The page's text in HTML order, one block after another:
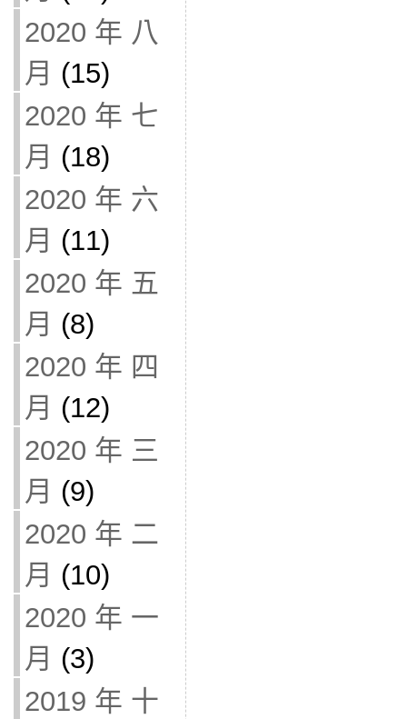
2020 年 八
月 (15)
2020 年 七
月 (18)
2020 年 六
月 (11)
2020 年 五
月 (8)
2020 年 四
月 (12)
2020 年 三
月 (9)
2020 年 二
月 (10)
2020 年 一
月 (3)
2019 年 十